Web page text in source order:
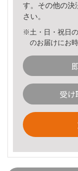
す。その他の決
さい。
※土・日・祝日
のお届けにお
受